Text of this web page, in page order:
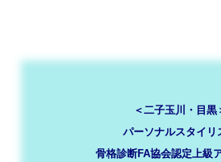
＜二子玉川・目黒
パーソナルスタイリ
骨格診断FA協会認定上級